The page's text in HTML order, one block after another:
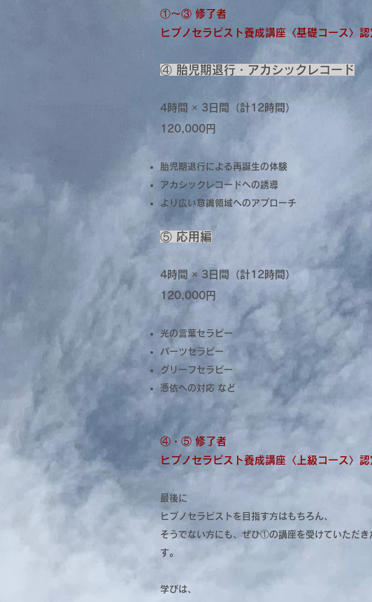
①〜③ 修了者
ヒプノセラピスト養成講座〈基礎コース〉
④ 胎児期退行・アカシックレコード
4時間 × 3日間（計12時間）
120,000円
胎児期退行による再誕生の体験
アカシックレコードへの誘導
より広い意識領域へのアプローチ
⑤ 応用編
4時間 × 3日間（計12時間）
120,000円
光の言葉セラピー
パーツセラピー
グリーフセラピー
憑依への対応 など
④・⑤ 修了者
ヒプノセラピスト養成講座〈上級コース〉
最後に
ヒプノセラピストを目指す方はもちろん、
そうでない方にも、ぜひ①の講座を受けていただき
す。
学びは、